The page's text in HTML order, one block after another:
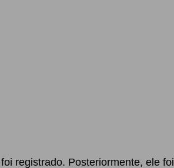
registrado. Posteriormente, ele foi